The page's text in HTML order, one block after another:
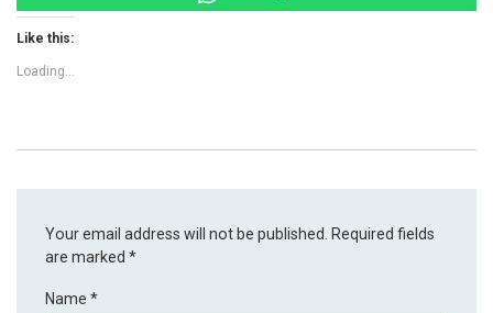
Like this:
Loading...
Your email address will not be published.
Required fields
are marked*
Name*